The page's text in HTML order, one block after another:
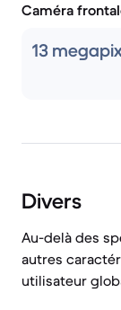
Caméra
13
Divers
Au-delà des
autres
utilisateur